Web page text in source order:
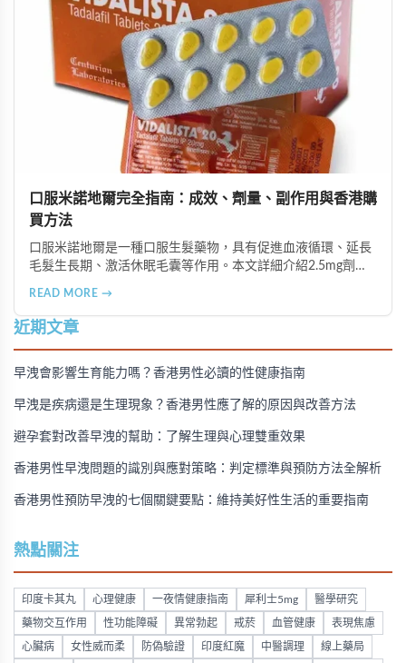
口服米諾地爾完全指南：成效、劑量、副作用與香港購
買方法
口服米諾地爾是一種口服生髮藥物，具有促進血液循環、延長
毛髮生長期、激活休眠毛囊等作用。本文詳細介紹2.5mg劑量
購買方法，並提供真實用戶經驗分享。
READ MORE →
近期文章
早洩會影響生育能力嗎？香港男性必讀的性健康指南
早洩是疾病還是生理現象？香港男性應了解的原因與改善方法
避孕套對改善早洩的幫助：了解生理與心理雙重效果
香港男性早洩問題的識別與應對策略：判定標準與預防方法全解析
香港男性預防早洩的七個關鍵要點：維持美好性生活的重要指南
熱點關注
印度卡其丸 心理健康 一夜情健康指南 犀利士5mg 醫學研究
藥物交互作用 性功能障礙 異常勃起 戒菸 血管健康 表現焦慮
心臟病 女性威而柔 防偽驗證 印度紅魔 中醫調理 線上藥局